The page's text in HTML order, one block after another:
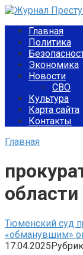
Перейти
контентуГлавная
Политика
Экономика
Новости
СВО
Культура
Карта сайта
Контакты
Главная
области
Тюменский суд
«обманувшим»
17.04.2025